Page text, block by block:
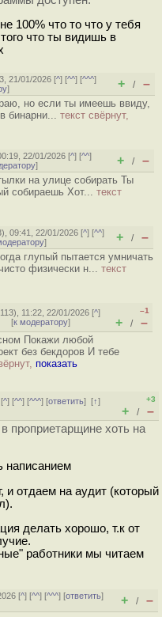
100% что то что у тебя
что ты видишь в
21/01/2026 [^] [^^] [^^^]
] + / –
но если ты имеешь ввиду,
бинарни... текст свёрнут,
22/01/2026 [^] [^^]
] + / –
на улице собирать Ты
собираешь Хот... текст
), 09:41, 22/01/2026 [^] [^^]
] + / –
глупый пытается умничать
физически н... текст
113), 11:22, 22/01/2026 [^]
[к модератору]
–1
+ / –
Покажи любой
без бекдоров И тебе
показать
^] [^^] [^^^] [ответить][↑]
+3
+ / –
проприетарщине хоть на
написанием
и отдаем на аудит (который
делать хорошо, т.к от
работники мы читаем
[^] [^^] [^^^] [ответить]
+ / –